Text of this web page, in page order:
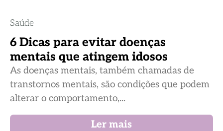
Saúde
6 Dicas para evitar doenças
mentais que atingem idosos
As doenças mentais, também chamadas de
transtornos mentais, são condições que podem
alterar o comportamento,...
Ler mais